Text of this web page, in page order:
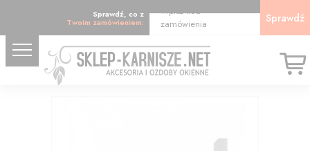
Sprawdź, co z
Twoim zamówieniem:
Wpisz kod
zamówienia
Sprawdź